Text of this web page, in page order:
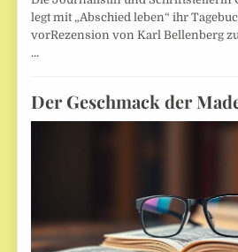
legt mit „Abschied leben“ ihr
vorRezension von Karl Bellenberg
…
Der Geschmack der